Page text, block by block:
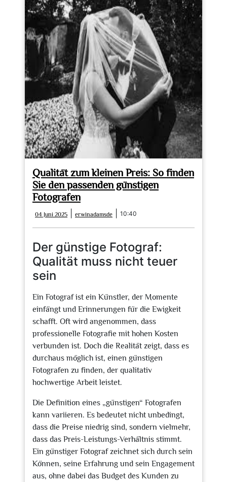
günstigen
Fotografen
für
Ihre
Hochzeit
Qualität zum kleinen Preis: So finden
Sie den passenden günstigen
Fotografen
04 Juni 2025
Juni
2025
erwinadamsde erwinadamsde
10:40
Der günstige Fotograf:
Qualität muss nicht teuer
sein
Ein Fotograf ist ein Künstler, der Momente
einfängt und Erinnerungen für die Ewigkeit
schafft. Oft wird angenommen, dass
professionelle Fotografie mit hohen Kosten
verbunden ist. Doch die Realität zeigt, dass es
durchaus möglich ist, einen günstigen
Fotografen zu finden, der qualitativ
hochwertige Arbeit leistet.
Die Definition eines „günstigen“ Fotografen
kann variieren. Es bedeutet nicht unbedingt,
dass die Preise niedrig sind, sondern vielmehr,
dass das Preis-Leistungs-Verhältnis stimmt.
Ein günstiger Fotograf zeichnet sich durch sein
Können, seine Erfahrung und sein Engagement
aus, ohne dabei das Budget des Kunden zu